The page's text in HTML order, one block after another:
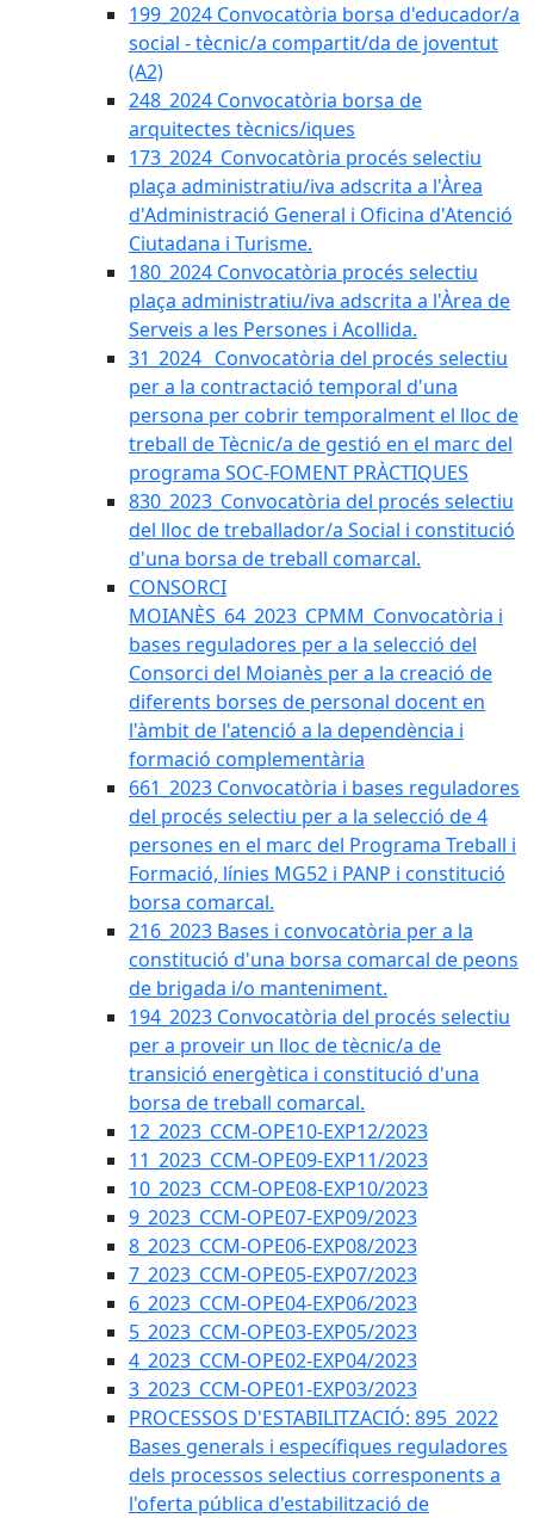
199_2024 Convocatòria borsa d'educador/a
social - tècnic/a compartit/da de joventut
(A2)
248_2024 Convocatòria borsa de
arquitectes tècnics/iques
173_2024_Convocatòria procés selectiu
plaça administratiu/iva adscrita a l'Àrea
d'Administració General i Oficina d'Atenció
Ciutadana i Turisme.
180_2024 Convocatòria procés selectiu
plaça administratiu/iva adscrita a l'Àrea de
Serveis a les Persones i Acollida.
31_2024_ Convocatòria del procés selectiu
per a la contractació temporal d'una
persona per cobrir temporalment el lloc de
treball de Tècnic/a de gestió en el marc del
programa SOC-FOMENT PRÀCTIQUES
830_2023_Convocatòria del procés selectiu
del lloc de treballador/a Social i constitució
d'una borsa de treball comarcal.
CONSORCI
MOIANÈS_64_2023_CPMM_Convocatòria i
bases reguladores per a la selecció del
Consorci del Moianès per a la creació de
diferents borses de personal docent en
l'àmbit de l'atenció a la dependència i
formació complementària
661_2023 Convocatòria i bases reguladores
del procés selectiu per a la selecció de 4
persones en el marc del Programa Treball i
Formació, línies MG52 i PANP i constitució
borsa comarcal.
216_2023 Bases i convocatòria per a la
constitució d'una borsa comarcal de peons
de brigada i/o manteniment.
194_2023 Convocatòria del procés selectiu
per a proveir un lloc de tècnic/a de
transició energètica i constitució d'una
borsa de treball comarcal.
12_2023_CCM-OPE10-EXP12/2023
11_2023_CCM-OPE09-EXP11/2023
10_2023_CCM-OPE08-EXP10/2023
9_2023_CCM-OPE07-EXP09/2023
8_2023_CCM-OPE06-EXP08/2023
7_2023_CCM-OPE05-EXP07/2023
6_2023_CCM-OPE04-EXP06/2023
5_2023_CCM-OPE03-EXP05/2023
4_2023_CCM-OPE02-EXP04/2023
3_2023_CCM-OPE01-EXP03/2023
PROCESSOS D'ESTABILITZACIÓ: 895_2022
Bases generals i específiques reguladores
dels processos selectius corresponents a
l'oferta pública d'estabilització de